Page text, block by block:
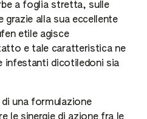
a foglia stretta, sulle
grazie alla sua eccellente
etile agisce
e tale caratteristica ne
infestanti dicotiledoni sia
una formulazione